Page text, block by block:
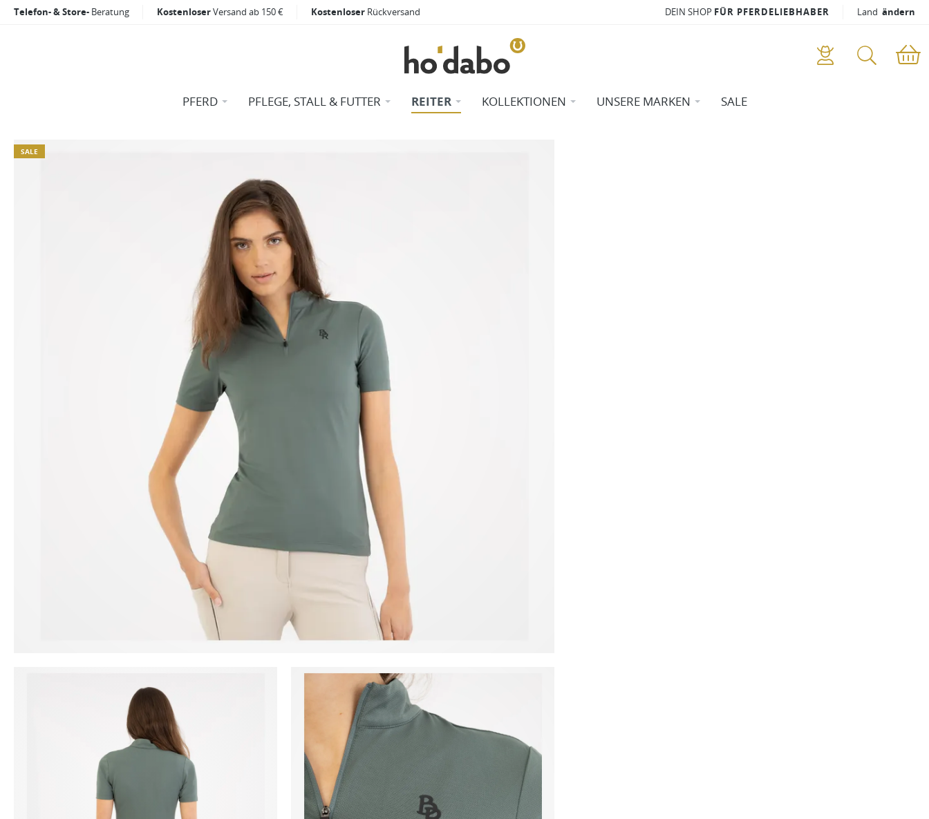
Telefon- & Store- Beratung KostenloserVersand ab 150 € Kostenloser Rückversand DEIN SHOP FÜR PFERDELIEBHABER Land ändern
PFERD PFLEGE, STALL & FUTTER REITER KOLLEKTIONEN UNSERE MARKEN SALE
SALE